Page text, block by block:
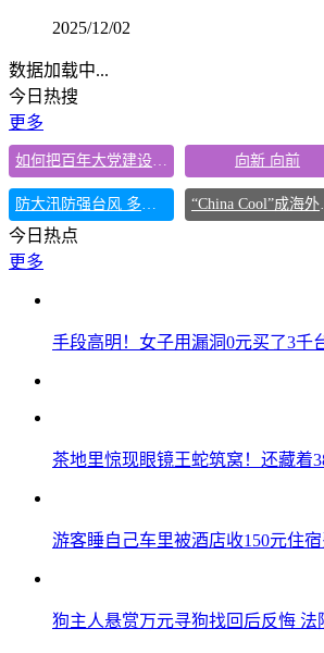
2025/12/02
数据加载中...
今日热搜
更多
如何把百年大党建设得更加坚强有力 向新 向前
防大汛防强台风 多省份关键期这样做
今日热点
更多
手段高明！女子用漏洞0元买了3千
茶地里惊现眼镜王蛇筑窝！还藏着
游客睡自己车里被酒店收150元住
狗主人悬赏万元寻狗找回后反悔